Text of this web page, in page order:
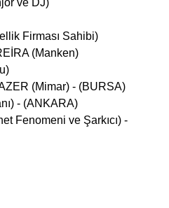
Firması Sahibi)
(Manken)
(Mimar) - (BURSA)
- (ANKARA)
Fenomeni ve Şarkıcı) -